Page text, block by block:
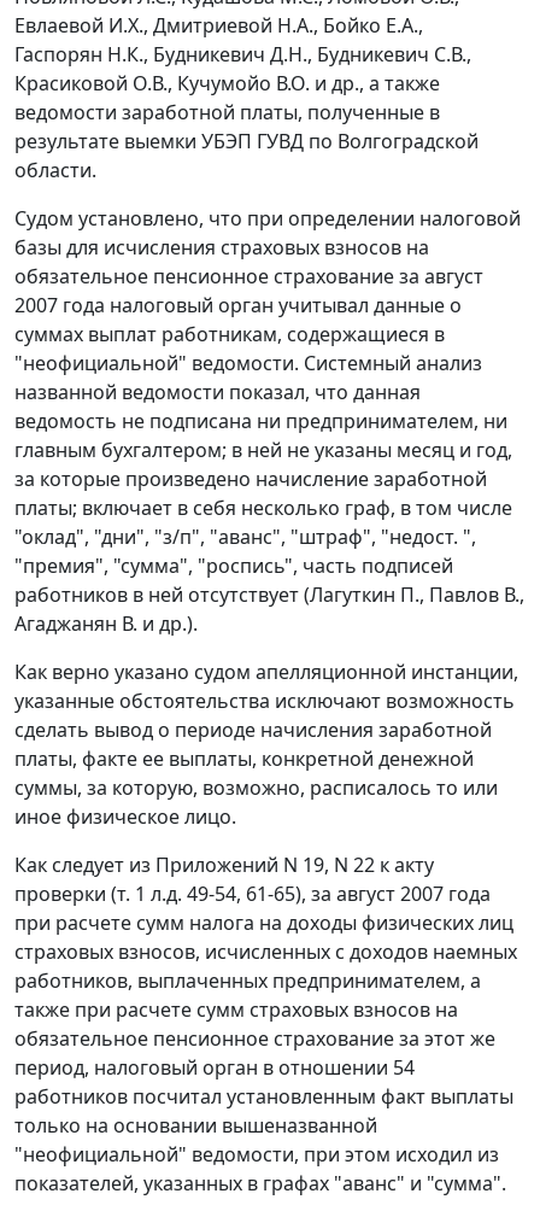
Евлаевой И.Х., Дмитриевой Н.А., Бойко Е.А.,
Гаспорян Н.К., Будникевич Д.Н., Будникевич С.В.,
Красиковой О.В., Кучумойо В.О. и др., а также
ведомости заработной платы, полученные в
результате выемки УБЭП ГУВД по Волгоградской
области.
Судом установлено, что при определении налоговой
базы для исчисления страховых взносов на
обязательное пенсионное страхование за август
2007 года налоговый орган учитывал данные о
суммах выплат работникам, содержащиеся в
"неофициальной" ведомости. Системный анализ
названной ведомости показал, что данная
ведомость не подписана ни предпринимателем, ни
главным бухгалтером; в ней не указаны месяц и год,
за которые произведено начисление заработной
платы; включает в себя несколько граф, в том числе
"оклад", "дни", "з/п", "аванс", "штраф", "недост. ",
"премия", "сумма", "роспись", часть подписей
работников в ней отсутствует (Лагуткин П., Павлов В.,
Агаджанян В. и др.).
Как верно указано судом апелляционной инстанции,
указанные обстоятельства исключают возможность
сделать вывод о периоде начисления заработной
платы, факте ее выплаты, конкретной денежной
суммы, за которую, возможно, расписалось то или
иное физическое лицо.
Как следует из Приложений N 19, N 22 к акту
проверки (т. 1 л.д. 49-54, 61-65), за август 2007 года
при расчете сумм налога на доходы физических лиц
страховых взносов, исчисленных с доходов наемных
работников, выплаченных предпринимателем, а
также при расчете сумм страховых взносов на
обязательное пенсионное страхование за этот же
период, налоговый орган в отношении 54
работников посчитал установленным факт выплаты
только на основании вышеназванной
"неофициальной" ведомости, при этом исходил из
показателей, указанных в графах "аванс" и "сумма".